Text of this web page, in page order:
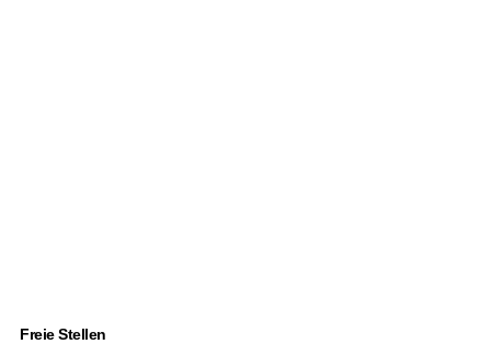
Freie Stellen